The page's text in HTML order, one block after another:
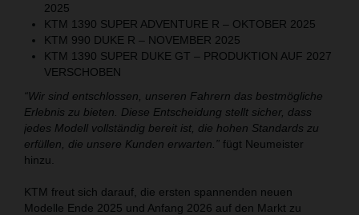
2025
KTM 1390 SUPER ADVENTURE R – OKTOBER 2025
KTM 990 DUKE R – NOVEMBER 2025
KTM 1390 SUPER DUKE GT – PRODUKTION AUF 2027
VERSCHOBEN
“Wir sind entschlossen, unseren Fahrern das bestmögliche
Erlebnis zu bieten. Diese Entscheidung stellt sicher, dass
jedes Modell vollständig bereit ist, die hohen Standards zu
erfüllen, die unsere Kunden erwarten.” fügt Neumeister
hinzu.
KTM freut sich darauf, die ersten spannenden neuen
Modelle Ende 2025 und Anfang 2026 auf den Markt zu